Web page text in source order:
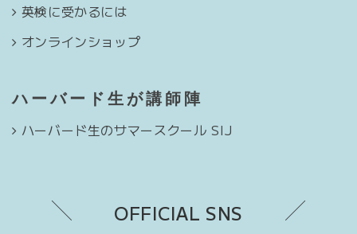
英検に受かるには
オンラインショップ
ハーバード生が講師陣
ハーバード生のサマースクール SIJ
OFFICIAL SNS